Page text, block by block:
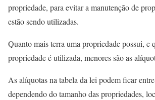
propriedade, para evitar a manutenção de
estão sendo utilizadas.
Quanto mais terra uma propriedade possui, e
propriedade é utilizada, menores são as
As alíquotas na tabela da lei podem ficar
dependendo do tamanho das propriedades,